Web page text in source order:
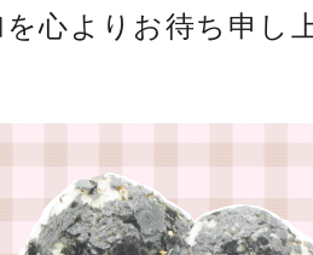
心よりお待ち申し